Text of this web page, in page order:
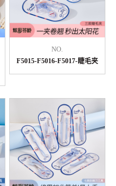
NO.
F5015-F5016-F5017-睫毛夹